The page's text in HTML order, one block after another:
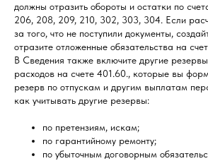
должны отразить обороты и остатки по
206, 208, 209, 210, 302, 303, 304. Если
за того, что не поступили документы,
отразите отложенные обязательства на
В Сведения также включите другие
расходов на счете 401.60., которые вы
резерв по отпускам и другим выплатам
как учитывать другие резервы:
по претензиям, искам;
по гарантийному ремонту;
по убыточным договорным